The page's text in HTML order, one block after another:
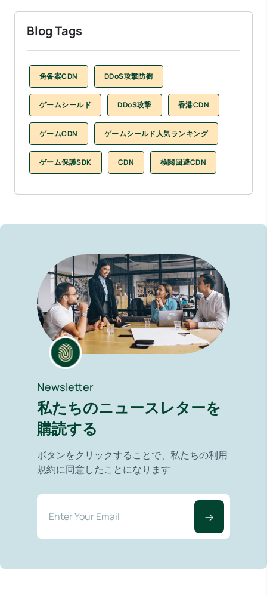
Blog Tags
免备案CDN DDoS攻撃防御
ゲームシールド DDoS攻撃 香港CDN
ゲームCDN ゲームシールド人気ランキング
ゲーム保護SDK CDN 検閲回避CDN
Newsletter
私たちのニュースレターを
購読する
ボタンをクリックすることで、私たちの利用
規約に同意したことになります